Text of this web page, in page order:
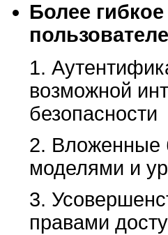
Более
1.
возможной
безопасности
2. Вложенные
моделями и
3.
правами